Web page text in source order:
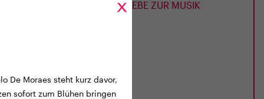
De Moraes steht kurz davor,
sofort zum Blühen bringen